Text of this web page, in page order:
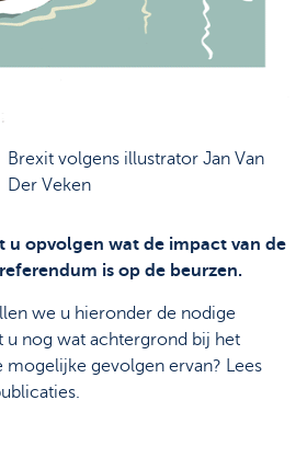
Brexit volgens illustrator Jan Van
Der Veken
u opvolgen wat de impact van de
is op de beurzen.
we u hieronder de nodige
u nog wat achtergrond bij het
mogelijke gevolgen ervan? Lees